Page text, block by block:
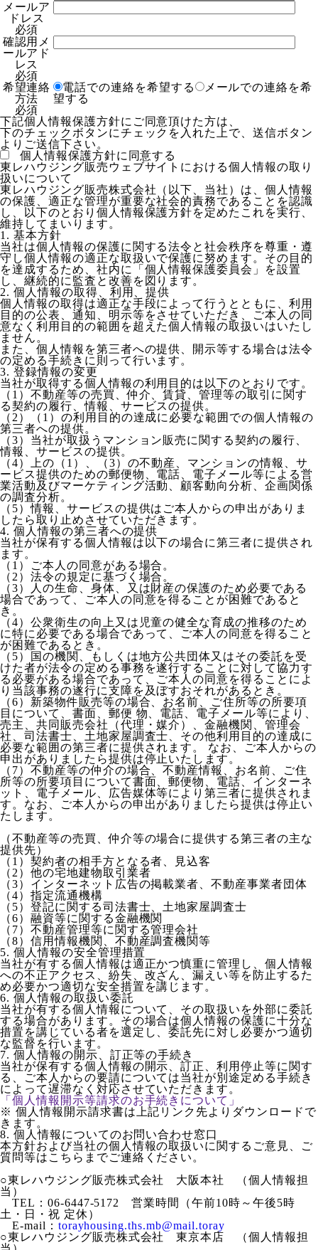
メールア
ドレス
必須
確認用メ
ールアド
レス
必須
希望連絡
方法
必須
電話での連絡を希望する
メールでの連絡を希
望する
下記個人情報保護方針にご同意頂けた方は、
下のチェックボタンにチェックを入れた上で、送信ボタン
よりご送信下さい。
個人情報保護方針に同意する
東レハウジング販売ウェブサイトにおける個人情報の取り
扱いについて
東レハウジング販売株式会社（以下、当社）は、個人情報
の保護、適正な管理が重要な社会的責務であることを認識
し、以下のとおり個人情報保護方針を定めたこれを実行、
維持してまいります。
1. 基本方針
当社は個人情報の保護に関する法令と社会秩序を尊重・遵
守し個人情報の適正な取扱いで保護に努めます。その目的
を達成するため、社内に「個人情報保護委員会」を設置
し、継続的に監査と改善を図ります。
2. 個人情報の取得、利用、提供
個人情報の取得は適正な手段によって行うとともに、利用
目的の公表、通知、明示等をさせていただき、ご本人の同
意なく利用目的の範囲を超えた個人情報の取扱いはいたし
ません。
また、個人情報を第三者への提供、開示等する場合は法令
の定める手続きに則って行います。
3. 登録情報の変更
当社が取得する個人情報の利用目的は以下のとおりです。
（1）不動産等の売買、仲介、賃貸、管理等の取引に関す
る契約の履行、情報、サービスの提供。
（2）（1）の利用目的の達成に必要な範囲での個人情報の
第三者への提供。
（3）当社が取扱うマンション販売に関する契約の履行、
情報、サービスの提供。
（4）上の（1）、（3）の不動産、マンションの情報、サ
ービス提供のための郵便物、電話、電子メール等による営
業活動及びマーケティング活動、顧客動向分析、企画関係
の調査分析。
（5）情報、サービスの提供はご本人からの申出がありま
したら取り止めさせていただきます。
4. 個人情報の第三者への提供
当社が保有する個人情報は以下の場合に第三者に提供され
ます。
（1）ご本人の同意がある場合。
（2）法令の規定に基づく場合。
（3）人の生命、身体、又は財産の保護のため必要である
場合であって、ご本人の同意を得ることが困難であると
き。
（4）公衆衛生の向上又は児童の健全な育成の推移のため
に特に必要である場合であって、ご本人の同意を得ること
が困難であるとき。
（5）国の機関、もしくは地方公共団体又はその委託を受
けた者が法令の定める事務を遂行することに対して協力す
る必要がある場合であって、ご本人の同意を得ることによ
り当該事務の遂行に支障を及ぼすおそれがあるとき。
（6）新築物件販売等の場合、お名前、ご住所等の所要項
目について、書面、郵便 物、電話、電子メール等により、
売主、共同販売会社（代理・媒介）、金融機関、管理会
社、司法書士、土地家屋調査士、その他利用目的の達成に
必要な範囲の第三者に提供されます。 なお、ご本人からの
申出がありましたら提供は停止いたします。
（7）不動産等の仲介の場合、不動産情報、お名前、ご住
所等の所要項目について書面、郵便物、電話、インターネ
ット、電子メール、広告媒体等により第三者に提供されま
す。なお、ご本人からの申出がありましたら提供は停止い
たします。
（不動産等の売買、仲介等の場合に提供する第三者の主な
提供先）
（1）契約者の相手方となる者、見込客
（2）他の宅地建物取引業者
（3）インターネット広告の掲載業者、不動産事業者団体
（4）指定流通機構
（5）登記に関する司法書士、土地家屋調査士
（6）融資等に関する金融機関
（7）不動産管理等に関する管理会社
（8）信用情報機関、不動産調査機関等
5. 個人情報の安全管理措置
当社が有する個人情報は適正かつ慎重に管理し、個人情報
への不正アクセス、紛失、改ざん、漏えい等を防止するた
め必要かつ適切な安全措置を講じます。
6. 個人情報の取扱い委託
当社が有する個人情報について、その取扱いを外部に委託
する場合があります。その場合は個人情報の保護に十分な
措置を講じている者を選定し、委託先に対し必要かつ適切
な監督を行います。
7. 個人情報の開示、訂正等の手続き
当社が保有する個人情報の開示、訂正、利用停止等に関す
る、ご本人からの要請については当社が別途定める手続き
によって遅滞なく対応させていただきます。
「個人情報開示等請求のお手続きについて」
※ 個人情報開示請求書は上記リンク先よりダウンロードで
きます。
8. 個人情報についてのお問い合わせ窓口
本方針および当社の個人情報の取扱いに関するご意見、ご
質問等はこちらまでご連絡ください。
○東レハウジング販売株式会社 大阪本社 （個人情報担
当）
TEL：06-6447-5172 営業時間（午前10時～午後5時
土・日・祝 定休）
E-mail： torayhousing.ths.mb@mail.toray
○東レハウジング販売株式会社 東京本店 （個人情報担